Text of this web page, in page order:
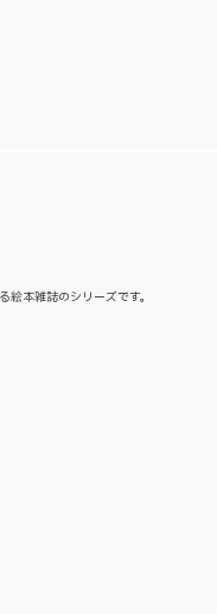
本雑誌のシリーズです。